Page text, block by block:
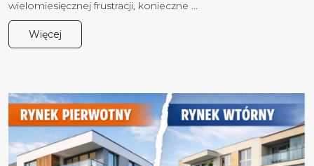
wielomiesięcznej frustracji, konieczne ...
Więcej